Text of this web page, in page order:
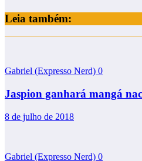
Leia também:
Gabriel (Expresso Nerd) 0
Jaspion ganhará mangá
8 de julho de 2018
Gabriel (Expresso Nerd) 0